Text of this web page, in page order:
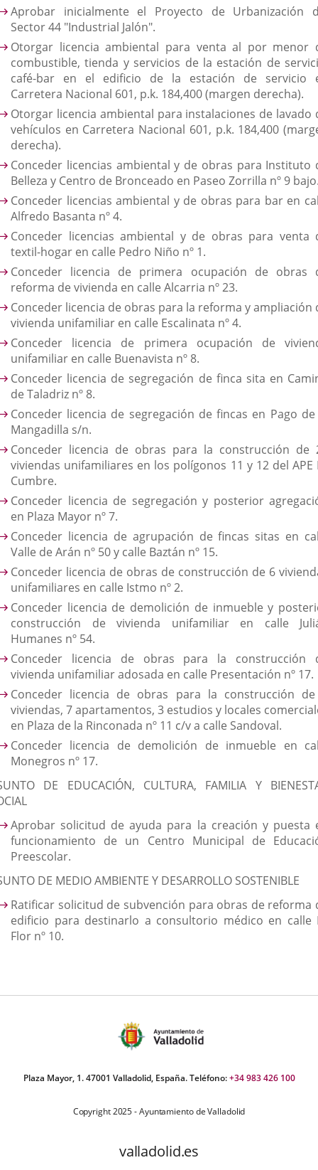
Aprobar inicialmente el Proyecto de Urbanización
Sector 44 "Industrial Jalón".
Otorgar licencia ambiental para venta al por menor
combustible, tienda y servicios de la estación de
café-bar en el edificio de la estación de servicio
Carretera Nacional 601, p.k. 184,400 (margen derecha).
Otorgar licencia ambiental para instalaciones de lavado
vehículos en Carretera Nacional 601, p.k. 184,400
derecha).
Conceder licencias ambiental y de obras para Instituto
Belleza y Centro de Bronceado en Paseo Zorrilla nº 9
Conceder licencias ambiental y de obras para bar en
Alfredo Basanta nº 4.
Conceder licencias ambiental y de obras para venta
textil-hogar en calle Pedro Niño nº 1.
Conceder licencia de primera ocupación de obras
reforma de vivienda en calle Alcarria nº 23.
Conceder licencia de obras para la reforma y ampliación
vivienda unifamiliar en calle Escalinata nº 4.
Conceder licencia de primera ocupación de
unifamiliar en calle Buenavista nº 8.
Conceder licencia de segregación de finca sita en
de Taladriz nº 8.
Conceder licencia de segregación de fincas en Pago
Mangadilla s/n.
Conceder licencia de obras para la construcción de
viviendas unifamiliares en los polígonos 11 y 12 del APE
Cumbre.
Conceder licencia de segregación y posterior
en Plaza Mayor nº 7.
Conceder licencia de agrupación de fincas sitas en
Valle de Arán nº 50 y calle Baztán nº 15.
Conceder licencia de obras de construcción de 6
unifamiliares en calle Istmo nº 2.
Conceder licencia de demolición de inmueble y
construcción de vivienda unifamiliar en calle
Humanes nº 54.
Conceder licencia de obras para la construcción
vivienda unifamiliar adosada en calle Presentación nº 17.
Conceder licencia de obras para la construcción
viviendas, 7 apartamentos, 3 estudios y locales
en Plaza de la Rinconada nº 11 c/v a calle Sandoval.
Conceder licencia de demolición de inmueble en
Monegros nº 17.
DE EDUCACIÓN, CULTURA, FAMILIA Y
Aprobar solicitud de ayuda para la creación y puesta
funcionamiento de un Centro Municipal de
Preescolar.
DE MEDIO AMBIENTE Y DESARROLLO SOSTENIBLE
Ratificar solicitud de subvención para obras de reforma
edificio para destinarlo a consultorio médico en calle
Flor nº 10.
Plaza Mayor, 1. 47001 Valladolid, España. Teléfono:+34 983 426 100
Copyright 2025 - Ayuntamiento de Valladolid
valladolid.es